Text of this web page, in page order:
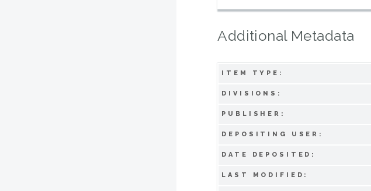
Additional Metadata
ITEM TYPE:
DIVISIONS:
PUBLISHER:
DEPOSITING USER:
DATE DEPOSITED:
LAST MODIFIED: